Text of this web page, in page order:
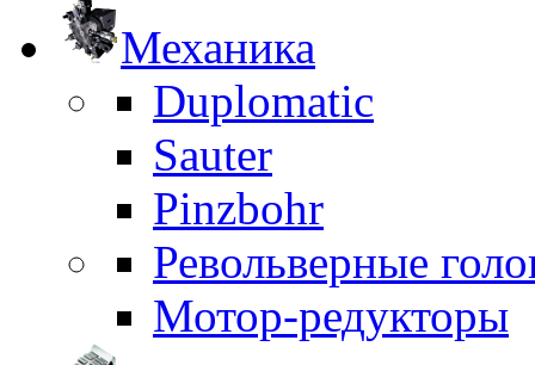
Механика
Duplomatic
Sauter
Pinzbohr
Револьверные
Мотор-редукторы